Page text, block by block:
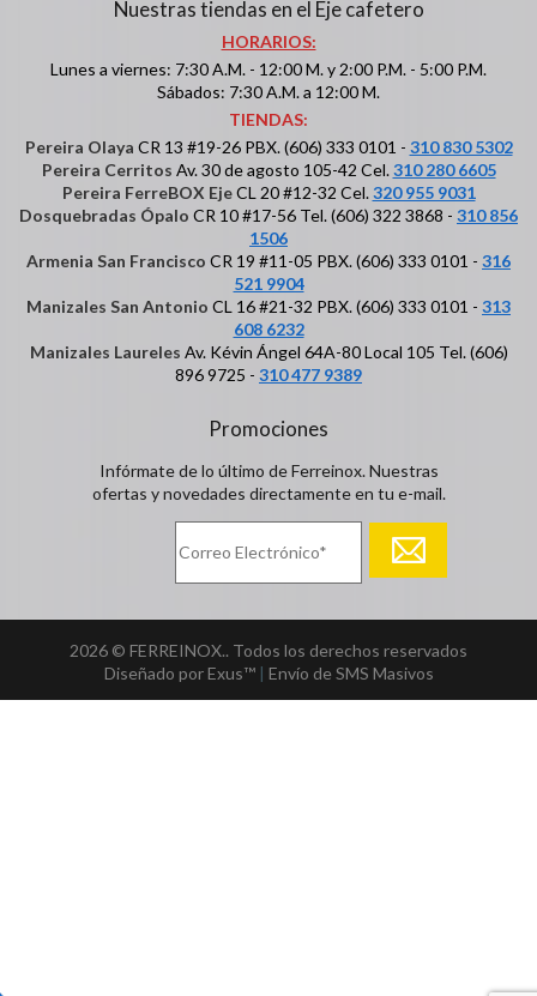
Nuestras tiendas en el Eje cafetero
HORARIOS:
Lunes a viernes: 7:30 A.M. - 12:00 M. y 2:00 P.M. - 5:00 P.M.
Sábados: 7:30 A.M. a 12:00 M.
TIENDAS:
Pereira Olaya CR 13 #19-26 PBX. (606) 333 0101 - 310 830 5302
Pereira Cerritos Av. 30 de agosto 105-42 Cel.310 280 6605
Pereira FerreBOX EjeCL 20 #12-32 Cel.320 955 9031
Dosquebradas Ópalo CR 10 #17-56 Tel. (606) 322 3868 - 310 856
1506
Armenia San Francisco CR 19 #11-05 PBX. (606) 333 0101 - 316
521 9904
Manizales San Antonio CL 16 #21-32 PBX. (606) 333 0101 - 313
608 6232
Manizales Laureles Av. Kévin Ángel 64A-80 Local 105 Tel. (606)
896 9725 - 310 477 9389
Promociones
Infórmate de lo último de Ferreinox. Nuestras
ofertas y novedades directamente en tu e-mail.
2026 © FERREINOX.. Todos los derechos reservados
Diseñado por Exus™| Envío de SMS Masivos